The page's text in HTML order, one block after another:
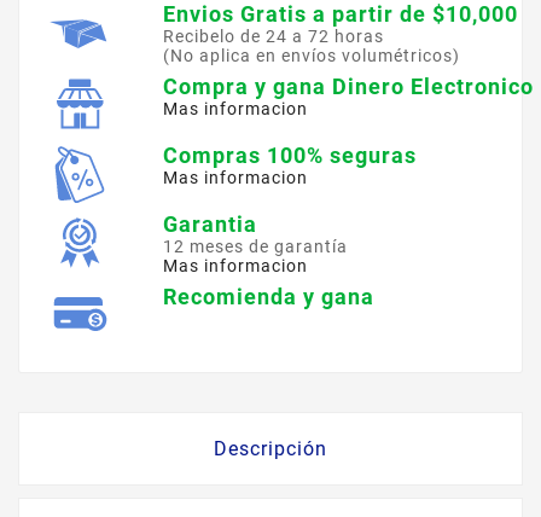
Envios Gratis a partir de $10,000
Recibelo de 24 a 72 horas
(No aplica en envíos volumétricos)
Compra y gana Dinero Electronico
Mas informacion
Compras 100% seguras
Mas informacion
Garantia
12 meses de garantía
Mas informacion
Recomienda y gana
Descripción